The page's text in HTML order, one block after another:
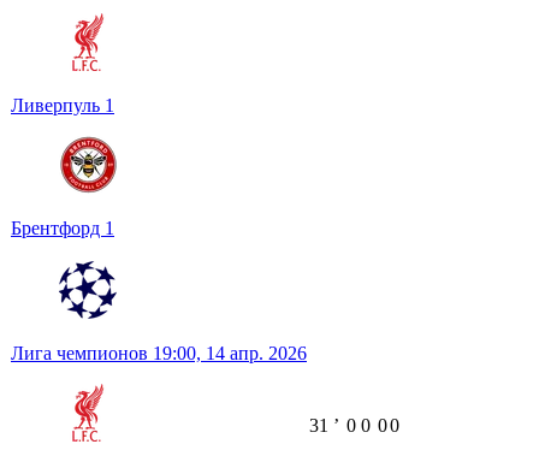
Ливерпуль 1
Брентфорд 1
Лига чемпионов 19:00, 14 апр. 2026
31 ʼ 0 0 00